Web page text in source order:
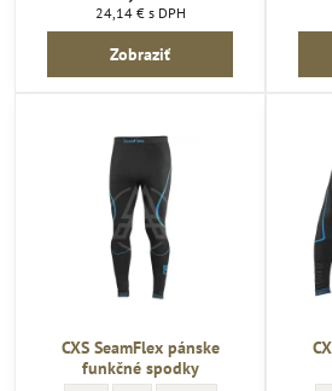
24,14 € s DPH
Zobraziť
CXS SeamFlex pánske
funkčné spodky